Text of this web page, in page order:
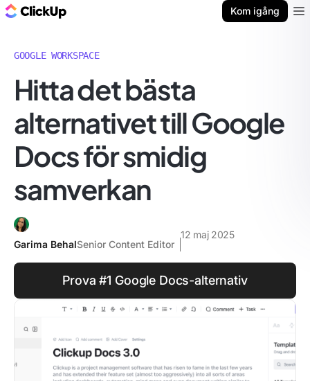
Kom igång
GOOGLE WORKSPACE
Hitta det bästa
alternativet till Google
Docs för smidig
samverkan
Garima BehalSenior Content Editor
12 maj 2025
Prova #1 Google Docs-alternativ